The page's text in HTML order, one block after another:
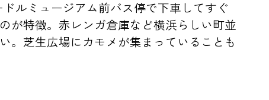
ルミュージアム前バス停で下車してすぐ
が特徴。赤レンガ倉庫など横浜らしい町並
。芝生広場にカモメが集まっていることも